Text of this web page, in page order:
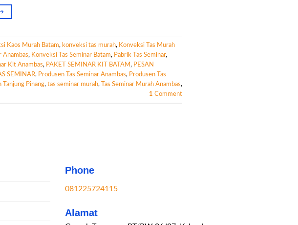
Kaos Murah Batam, konveksi tas murah, Konveksi Tas Murah
Anambas, Konveksi Tas Seminar Batam, Pabrik Tas Seminar,
Kit Anambas, PAKET SEMINAR KIT BATAM, PESAN
SEMINAR, Produsen Tas Seminar Anambas, Produsen Tas
Tanjung Pinang, tas seminar murah, Tas Seminar Murah Anambas,
1 Comment
Phone
081225724115
Alamat